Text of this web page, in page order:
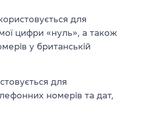
для
цифри «нуль», а також
у британській
для
номерів та дат,